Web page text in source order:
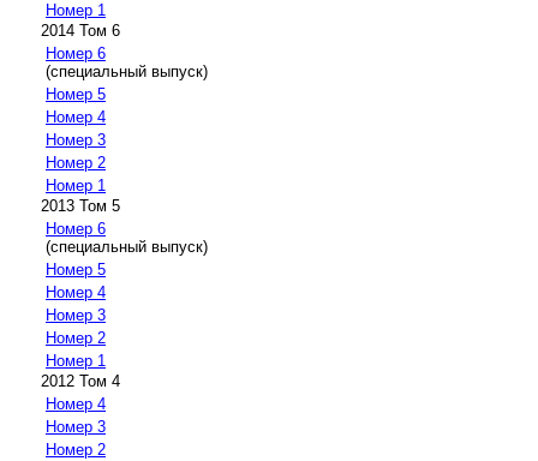
Номер 1
2014 Том 6
Номер 6
(специальный выпуск)
Номер 5
Номер 4
Номер 3
Номер 2
Номер 1
2013 Том 5
Номер 6
(специальный выпуск)
Номер 5
Номер 4
Номер 3
Номер 2
Номер 1
2012 Том 4
Номер 4
Номер 3
Номер 2